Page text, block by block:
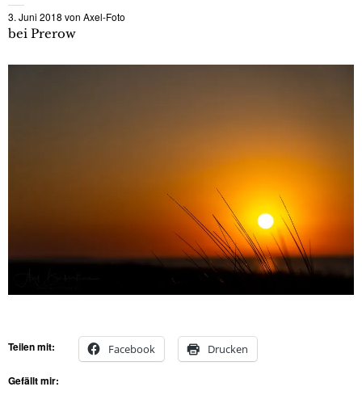
3. Juni 2018 von Axel-Foto
bei Prerow
Teilen mit: Facebook Drucken
Gefällt mir: